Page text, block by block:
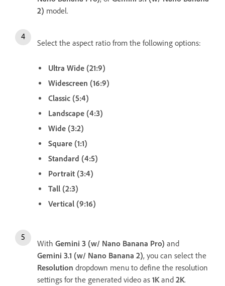
2) model.
Select the aspect ratio from the following options:
Ultra Wide (21:9)
Widescreen (16:9)
Classic (5:4)
Landscape (4:3)
Wide (3:2)
Square (1:1)
Standard (4:5)
Portrait (3:4)
Tall (2:3)
Vertical (9:16)
With Gemini 3 (w/ Nano Banana Pro) and
Gemini 3.1 (w/ Nano Banana 2), you can select the
Resolution dropdown menu to define the resolution
settings for the generated video as 1K and 2K.